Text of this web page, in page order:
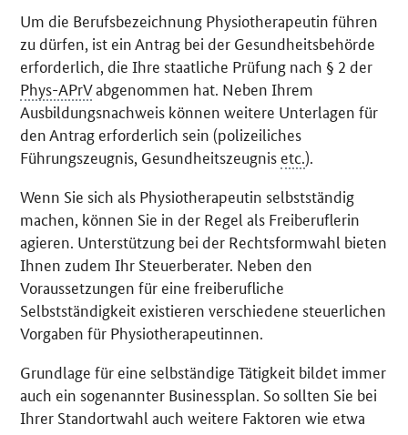
Um die Berufsbezeichnung Physiotherapeutin führen
zu dürfen, ist ein Antrag bei der Gesundheitsbehörde
erforderlich, die Ihre staatliche Prüfung nach § 2 der
Phys-APrVabgenommen hat. Neben Ihrem
Ausbildungsnachweis können weitere Unterlagen für
den Antrag erforderlich sein (polizeiliches
Führungszeugnis, Gesundheitszeugnis etc.).
Wenn Sie sich als Physiotherapeutin selbstständig
machen, können Sie in der Regel als Freiberuflerin
agieren. Unterstützung bei der Rechtsformwahl bieten
Ihnen zudem Ihr Steuerberater. Neben den
Voraussetzungen für eine freiberufliche
Selbstständigkeit existieren verschiedene steuerlichen
Vorgaben für Physiotherapeutinnen.
Grundlage für eine selbständige Tätigkeit bildet immer
auch ein sogenannter Businessplan. So sollten Sie bei
Ihrer Standortwahl auch weitere Faktoren wie etwa